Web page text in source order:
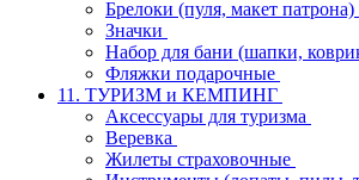
Брелоки (пуля, макет патрона)
Значки
Набор для бани (шапки,
Фляжки подарочные
11. ТУРИЗМ и КЕМПИНГ
Аксессуары для туризма
Веревка
Жилеты страховочные